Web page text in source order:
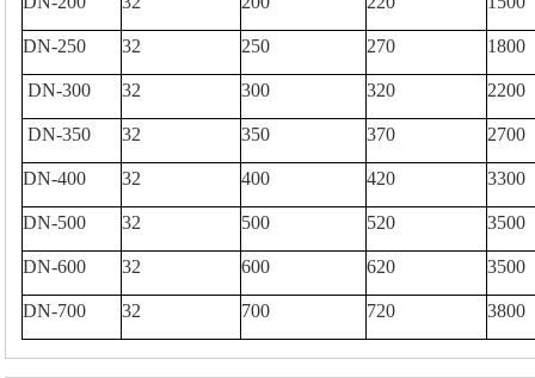
DN-250 32 250 270 1800
DN-300 32 300 320 2200
DN-350 32 350 370 2700
DN-400 32 400 420 3300
DN-500 32 500 520 3500
DN-600 32 600 620 3500
DN-700 32 700 720 3800